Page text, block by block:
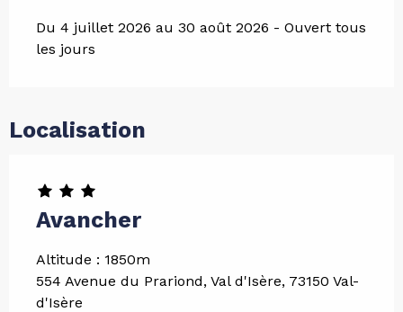
Du 4 juillet 2026 au 30 août 2026 - Ouvert tous
les jours
Localisation
Avancher
Altitude : 1850m
554 Avenue du Prariond, Val d'Isère, 73150 Val-
d'Isère